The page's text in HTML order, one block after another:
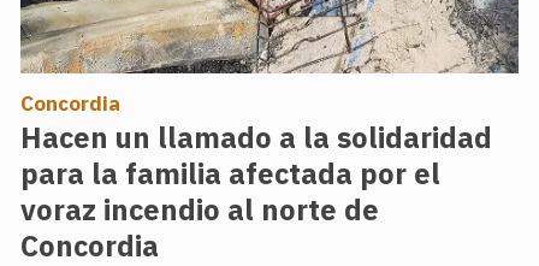
Hacen un llamado a la solidaridad
para la familia afectada por el
voraz incendio al norte de
Concordia
Concordia